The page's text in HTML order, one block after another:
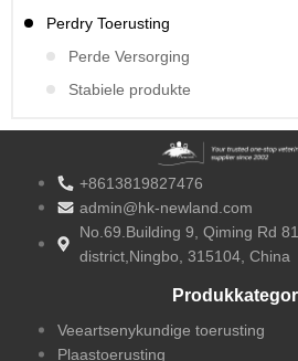
Perdry Toerusting
Perde Versorging
Stabiele produkte
+8613819827476
admin@hk-newland.com
No.69.Building 9, Qiming Rd
district,Ningbo, 315104, China
Veeartsenykundige toerusting
Plaastoerusting